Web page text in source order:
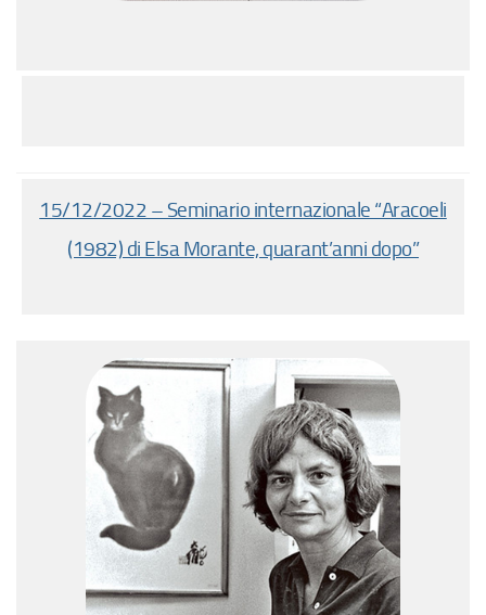
15/12/2022 – Seminario internazionale “Aracoeli
(1982) di Elsa Morante, quarant’anni dopo”